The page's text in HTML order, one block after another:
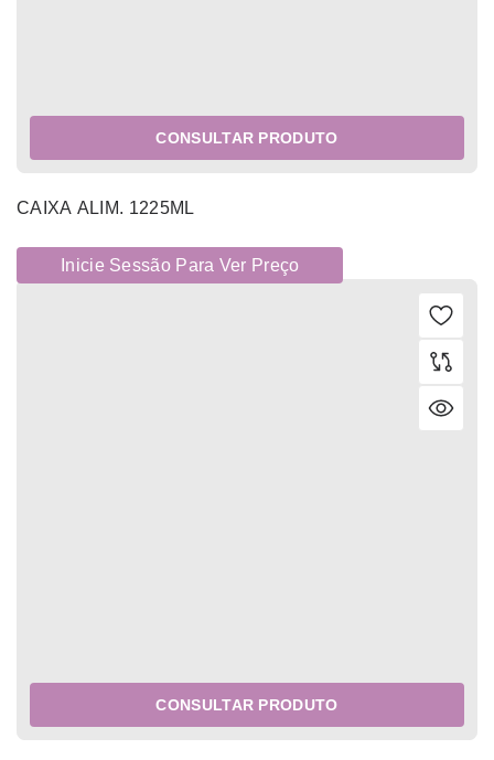
CONSULTAR PRODUTO
CAIXA ALIM. 1225ML
Inicie Sessão Para Ver Preço
CONSULTAR PRODUTO